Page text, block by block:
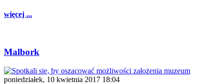
więcej ...
Malbork
poniedziałek, 10 kwietnia 2017 18:04